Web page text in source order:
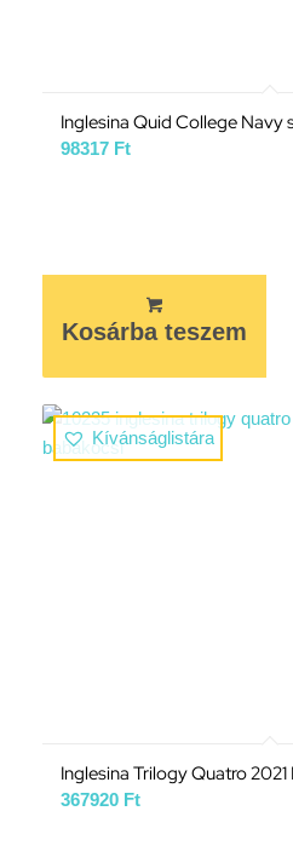
Inglesina Quid College Navy
98317 Ft
Kosárba teszem
Kívánságlistára
Inglesina Trilogy Quatro
367920 Ft